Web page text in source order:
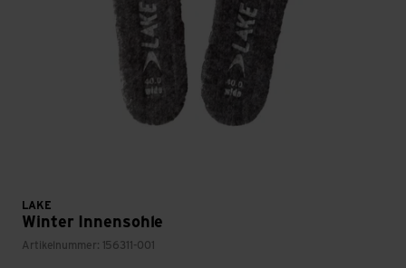
LAKE
Winter Innensohle
Artikelnummer: 156311-001